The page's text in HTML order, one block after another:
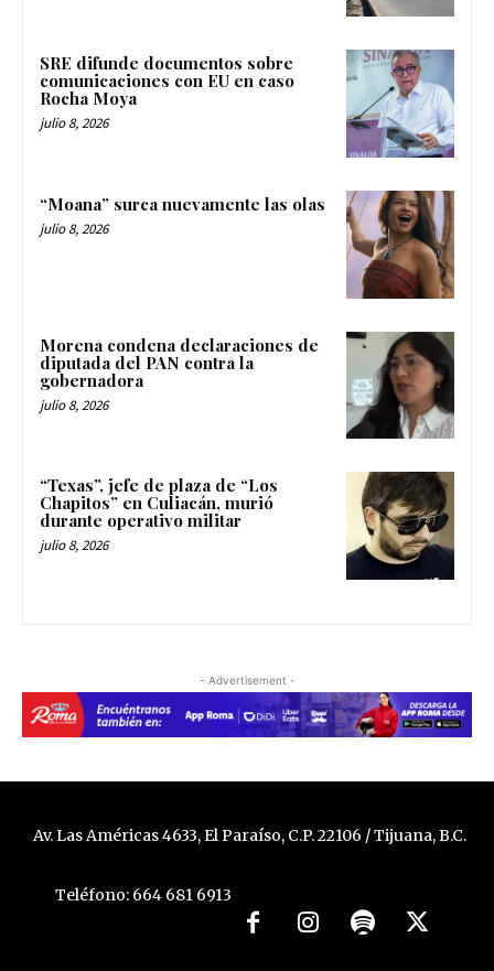
SRE difunde documentos sobre
comunicaciones con EU en caso
Rocha Moya
julio 8, 2026
“Moana” surca nuevamente las olas
julio 8, 2026
Morena condena declaraciones de
diputada del PAN contra la
gobernadora
julio 8, 2026
“Texas”, jefe de plaza de “Los
Chapitos” en Culiacán, murió
durante operativo militar
julio 8, 2026
- Advertisement -
Av. Las Américas 4633, El Paraíso, C.P. 22106 / Tijuana, B.C.
Teléfono: 664 681 6913